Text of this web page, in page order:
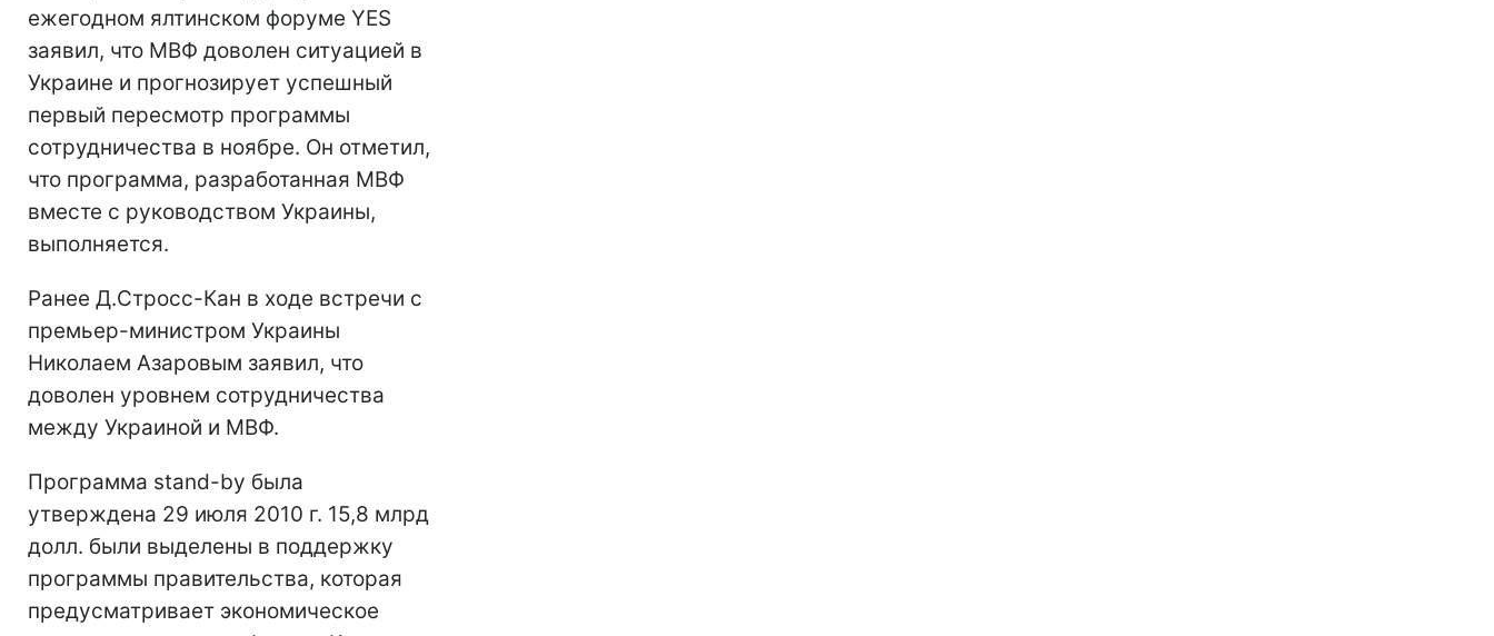
ежегодном ялтинском форуме YES
заявил, что МВФ доволен ситуацией в
Украине и прогнозирует успешный
первый пересмотр программы
сотрудничества в ноябре. Он отметил,
что программа, разработанная МВФ
вместе с руководством Украины,
выполняется.
Ранее Д.Стросс-Кан в ходе встречи с
премьер-министром Украины
Николаем Азаровым заявил, что
доволен уровнем сотрудничества
между Украиной и МВФ.
Программа stand-by была
утверждена 29 июля 2010 г. 15,8 млрд
долл. были выделены в поддержку
программы правительства, которая
предусматривает экономическое